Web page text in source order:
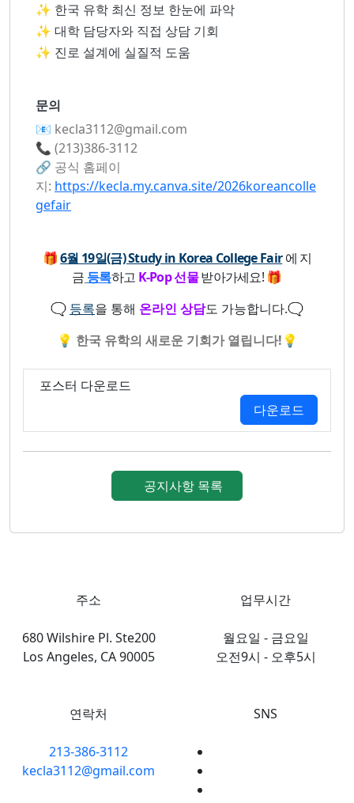
✨ 한국 유학 최신 정보 한눈에 파악
✨ 대학 담당자와 직접 상담 기회
✨ 진로 설계에 실질적 도움
문의
📧 kecla3112@gmail.com
📞 (213)386-3112
🔗 공식 홈페이
지: https://kecla.my.canva.site/2026koreancolle
gefair
🎁6월 19일(금) Study in Korea College Fair 에 지
금 등록하고 K-Pop 선물받아가세요! 🎁
🗨️ 등록을 통해 온라인 상담도 가능합니다.🗨️
💡 한국 유학의 새로운 기회가 열립니다! 💡
포스터 다운로드
다운로드
공지사항 목록
주소
680 Wilshire Pl. Ste200
Los Angeles, CA 90005
업무시간
월요일 - 금요일
오전9시 - 오후5시
연락처
213-386-3112
kecla3112@gmail.com
SNS